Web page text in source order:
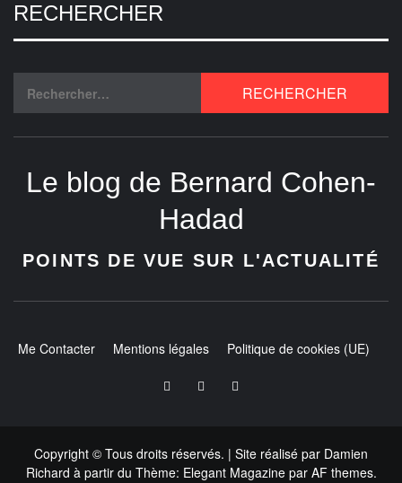
RECHERCHER
Le blog de Bernard Cohen-
Hadad
POINTS DE VUE SUR L'ACTUALITÉ
Me Contacter Mentions légales Politique de cookies (UE)
Copyright © Tous droits réservés. | Site réalisé par Damien
Richard à partir du Thème: Elegant Magazinepar AF themes.